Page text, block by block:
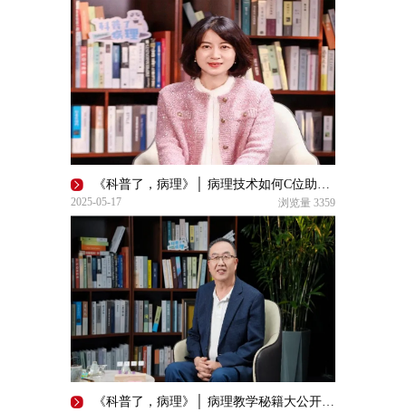
《科普了，病理》│ 病理技术如何C位助力精准诊断？
2025-05-17 浏览量 3359
《科普了，病理》│ 病理教学秘籍大公开，速来取经！